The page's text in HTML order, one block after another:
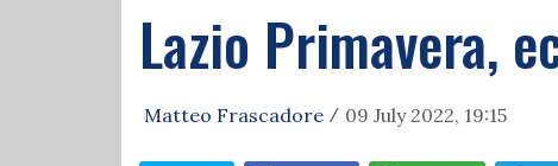
Lazio Primavera,
Matteo Frascadore / 09 July 2022, 19:15